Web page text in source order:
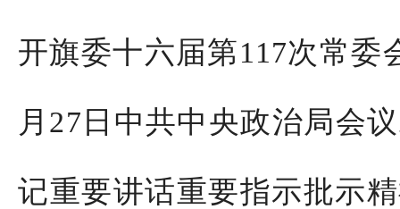
开旗委十六届第117次常委
月 27 日中共中央政治局会
记重要讲话重要指示批示